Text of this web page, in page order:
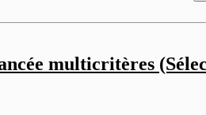
multicritères